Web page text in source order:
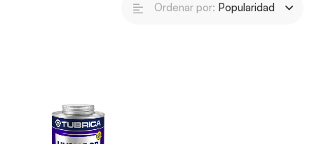
Ordenar por: Popularidad